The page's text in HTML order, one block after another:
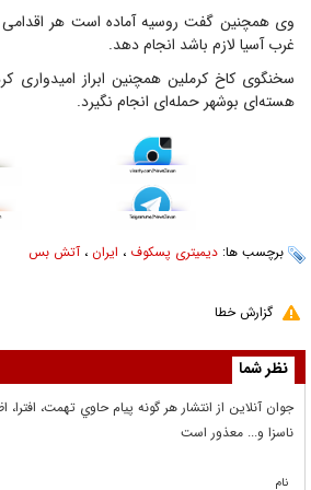
وی همچنین گفت روسیه آماده است هر اقدامی
غرب آسیا لازم باشد انجام دهد.
سخنگوی کاخ کرملین همچنین ابراز امیدواری
هسته‌ای بوشهر حمله‌ای انجام نگیرد.
برچسب ها: دیمیتری پسکوف ، ایران ، آتش بس
گزارش خطا
نظر شما
جوان آنلاين از انتشار هر گونه پيام حاوي تهمت،
ناسزا و... معذور است
نام